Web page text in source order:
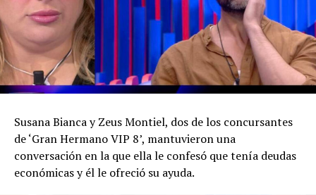
Susana Bianca y Zeus Montiel, dos de los concursantes
de ‘Gran Hermano VIP 8’, mantuvieron una
conversación en la que ella le confesó que tenía deudas
económicas y él le ofreció su ayuda.